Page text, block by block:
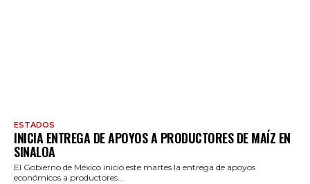
ESTADOS
INICIA ENTREGA DE APOYOS A PRODUCTORES DE MAÍZ EN
SINALOA
El Gobierno de México inició este martes la entrega de apoyos
económicos a productores...